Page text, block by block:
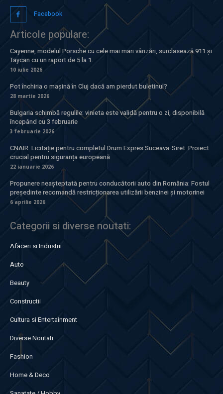
Facebook
Articole populare:
Cayenne, modelul Porsche cu cele mai mari vânzări, surclasează 911 și
Taycan cu un raport de 5 la 1.
10 iulie 2026
Pot închiria o mașină în Cluj dacă am pierdut buletinul?
28 martie 2026
Bulgaria schimbă regulile: vinieta este validă pentru o zi, disponibilă
începând cu 3 februarie
3 februarie 2026
CNAIR: Licitație pentru completul Drum Expres Suceava-Siret. Proiect
crucial pentru siguranța europeană
22 ianuarie 2026
Propunere neașteptată pentru conducătorii auto din România: Fostul
președinte recomandă restricționarea utilizării benzinei și motorinei
6 aprilie 2026
Categorii si diverse noutati:
Afaceri si Industrii
Auto
Beauty
Constructii
Cultura si Entertainment
Diverse Noutati
Fashion
Home & Deco